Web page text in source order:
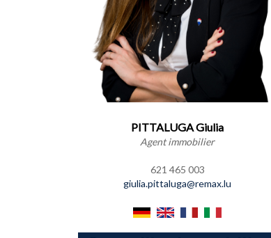
PITTALUGA Giulia
Agent immobilier
621 465 003
giulia.pittaluga@remax.lu